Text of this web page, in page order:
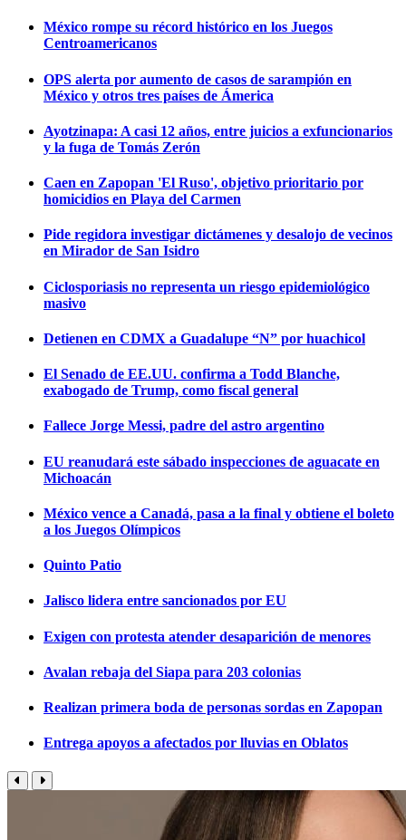
México rompe su récord histórico en los Juegos
Centroamericanos
OPS alerta por aumento de casos de sarampión en
México y otros tres países de Ámerica
Ayotzinapa: A casi 12 años, entre juicios a exfuncionarios
y la fuga de Tomás Zerón
Caen en Zapopan 'El Ruso', objetivo prioritario por
homicidios en Playa del Carmen
Pide regidora investigar dictámenes y desalojo de vecinos
en Mirador de San Isidro
Ciclosporiasis no representa un riesgo epidemiológico
masivo
Detienen en CDMX a Guadalupe “N” por huachicol
El Senado de EE.UU. confirma a Todd Blanche,
exabogado de Trump, como fiscal general
Fallece Jorge Messi, padre del astro argentino
EU reanudará este sábado inspecciones de aguacate en
Michoacán
México vence a Canadá, pasa a la final y obtiene el boleto
a los Juegos Olímpicos
Quinto Patio
Jalisco lidera entre sancionados por EU
Exigen con protesta atender desaparición de menores
Avalan rebaja del Siapa para 203 colonias
Realizan primera boda de personas sordas en Zapopan
Entrega apoyos a afectados por lluvias en Oblatos